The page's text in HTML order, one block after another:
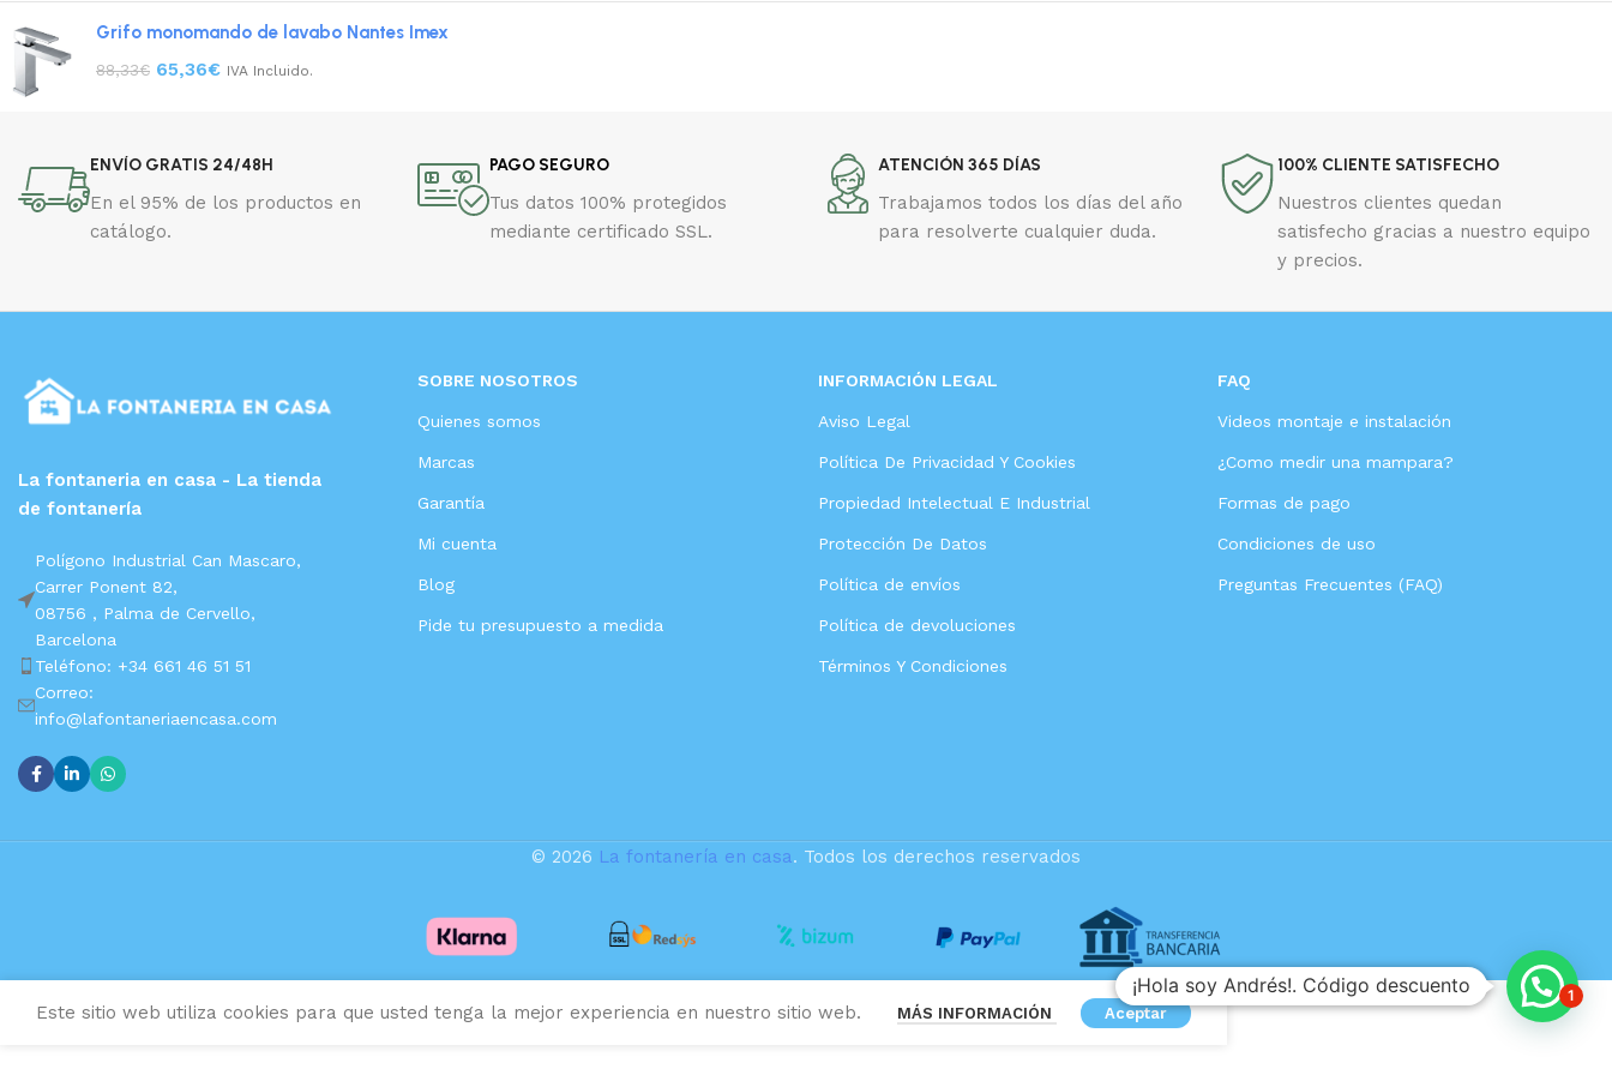
Grifo monomando de lavabo Nantes Imex
88,33€ 65,36€ IVA Incluido.
ENVÍO GRATIS 24/48H
En el 95% de los productos en
catálogo.
PAGO SEGURO
Tus datos 100% protegidos
mediante certificado SSL.
ATENCIÓN 365 DÍAS
Trabajamos todos los días del año
para resolverte cualquier duda.
100% CLIENTE SATISFECHO
Nuestros clientes quedan
satisfecho gracias a nuestro equipo
y precios.
La fontaneria en casa - La tienda
de fontanería
Polígono Industrial Can Mascaro,
Carrer Ponent 82,
08756 , Palma de Cervello,
Barcelona
Teléfono: +34 661 46 51 51
Correo:
info@lafontaneriaencasa.com
SOBRE NOSOTROS
Quienes somos
Marcas
Garantía
Mi cuenta
Blog
Pide tu presupuesto a medida
INFORMACIÓN LEGAL
Aviso Legal
Política De Privacidad Y Cookies
Propiedad Intelectual E Industrial
Protección De Datos
Política de envíos
Política de devoluciones
Términos Y Condiciones
FAQ
Videos montaje e instalación
¿Como medir una mampara?
Formas de pago
Condiciones de uso
Preguntas Frecuentes (FAQ)
© 2026 La fontanería en casa. Todos los derechos reservados
Este sitio web utiliza cookies para que usted tenga la mejor experiencia en nuestro sitio web. MÁS INFORMACIÓN Aceptar
¡Hola soy Andrés!. Código descuento 1